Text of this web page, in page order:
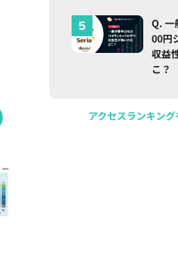
Q. 一
00円
収益
こ？
アクセスランキン